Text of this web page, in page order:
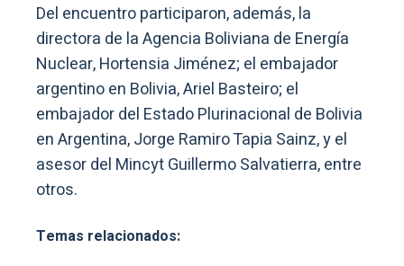
Del encuentro participaron, además, la
directora de la Agencia Boliviana de Energía
Nuclear, Hortensia Jiménez; el embajador
argentino en Bolivia, Ariel Basteiro; el
embajador del Estado Plurinacional de Bolivia
en Argentina, Jorge Ramiro Tapia Sainz, y el
asesor del Mincyt Guillermo Salvatierra, entre
otros.
Temas relacionados: